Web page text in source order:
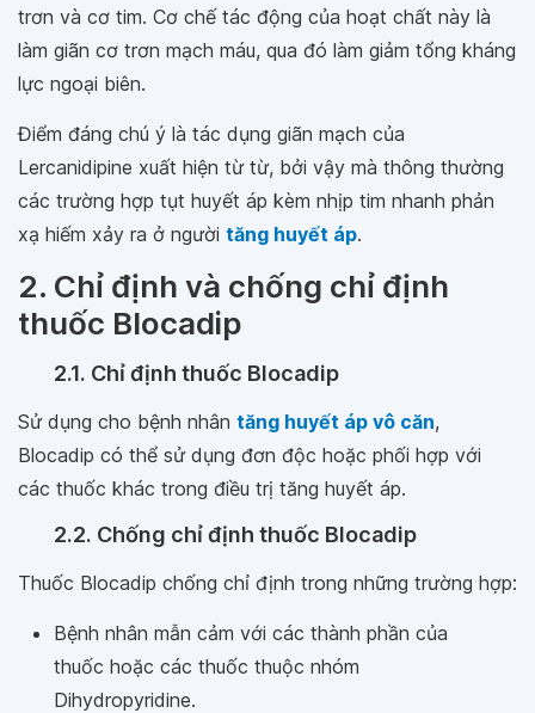
trơn và cơ tim. Cơ chế tác động của hoạt chất này là
làm giãn cơ trơn mạch máu, qua đó làm giảm tổng kháng
lực ngoại biên.
Điểm đáng chú ý là tác dụng giãn mạch của
Lercanidipine xuất hiện từ từ, bởi vậy mà thông thường
các trường hợp tụt huyết áp kèm nhịp tim nhanh phản
xạ hiếm xảy ra ở người tăng huyết áp.
2. Chỉ định và chống chỉ định
thuốc Blocadip
2.1. Chỉ định thuốc Blocadip
Sử dụng cho bệnh nhân tăng huyết áp vô căn,
Blocadip có thể sử dụng đơn độc hoặc phối hợp với
các thuốc khác trong điều trị tăng huyết áp.
2.2. Chống chỉ định thuốc Blocadip
Thuốc Blocadip chống chỉ định trong những trường hợp:
Bệnh nhân mẫn cảm với các thành phần của
thuốc hoặc các thuốc thuộc nhóm
Dihydropyridine.